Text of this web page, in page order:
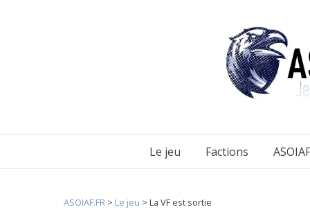
Le jeu Factions
ASOIAF.FR > Le jeu > La VF est sortie